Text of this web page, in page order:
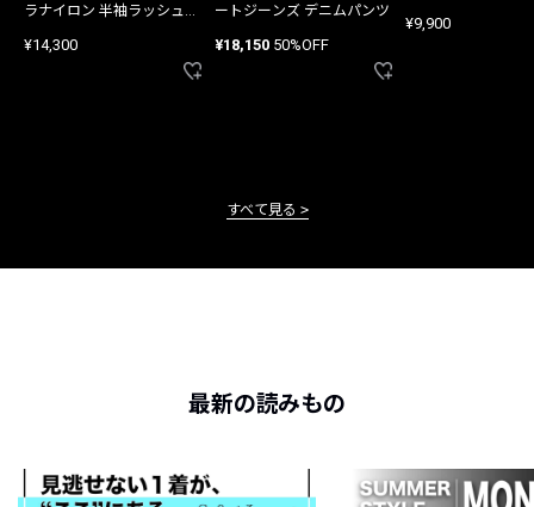
ラナイロン 半袖ラッシュガ
¥14,300
ートジーンズ デニムパンツ
¥18,150 50%OFF
¥9,900
すべて見る
最新の読みもの